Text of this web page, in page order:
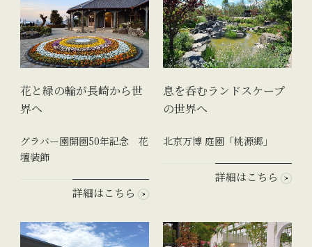
花と緑の輪が長崎から世
界へ
グラバー園開園50年記念 花
壇装飾
詳細はこちら
息を呑むランドスケープ
の世界へ
北京万博 庭園「桃源郷」
詳細はこちら